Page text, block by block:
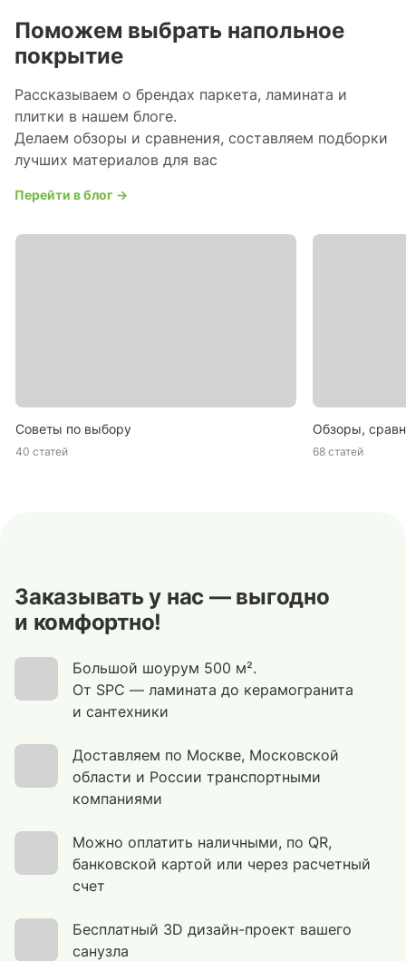
Поможем выбрать напольное
покрытие
Рассказываем о брендах паркета, ламината и
плитки в нашем блоге.
Делаем обзоры и сравнения, составляем подборки
лучших материалов для вас
Перейти в блог →
Советы по выбору
40 статей
Обзоры,
68 статей
Заказывать у нас — выгодно
и комфортно!
Большой шоурум 500 м².
От SPC — ламината до керамогранита
и сантехники
Доставляем по Москве, Московской
области и России транспортными
компаниями
Можно оплатить наличными, по QR,
банковской картой или через расчетный
счет
Бесплатный 3D дизайн-проект вашего
санузла